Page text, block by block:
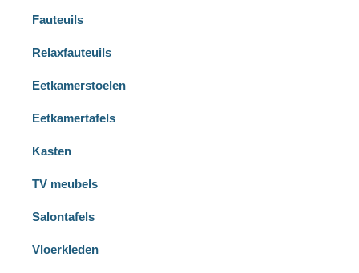
Fauteuils
Relaxfauteuils
Eetkamerstoelen
Eetkamertafels
Kasten
TV meubels
Salontafels
Vloerkleden